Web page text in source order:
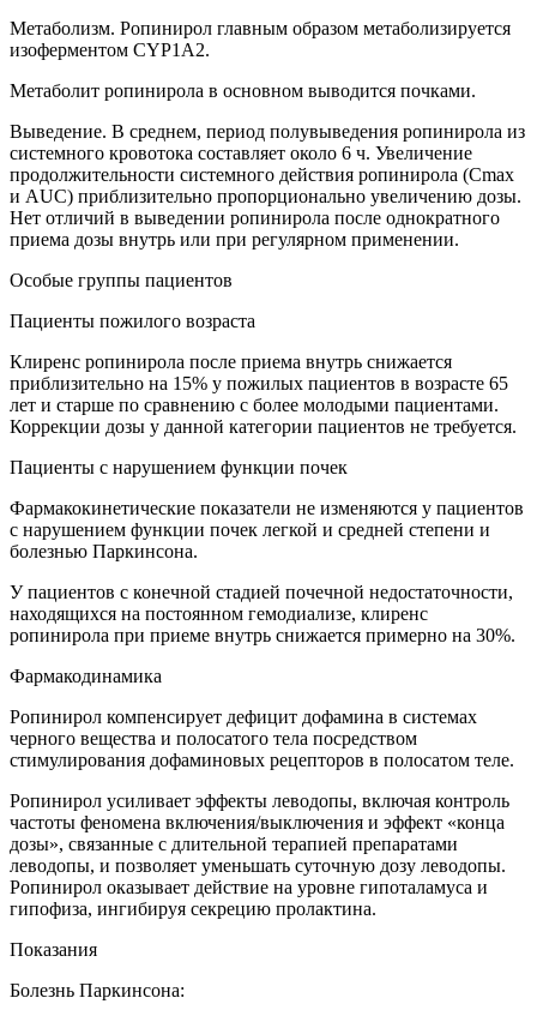
Метаболизм. Ропинирол главным образом метаболизируется
изоферментом CYP1A2.
Метаболит ропинирола в основном выводится почками.
Выведение. В среднем, период полувыведения ропинирола из
системного кровотока составляет около 6 ч. Увеличение
продолжительности системного действия ропинирола (Сmax
и AUC) приблизительно пропорционально увеличению дозы.
Нет отличий в выведении ропинирола после однократного
приема дозы внутрь или при регулярном применении.
Особые группы пациентов
Пациенты пожилого возраста
Клиренс ропинирола после приема внутрь снижается
приблизительно на 15% у пожилых пациентов в возрасте 65
лет и старше по сравнению с более молодыми пациентами.
Коррекции дозы у данной категории пациентов не требуется.
Пациенты с нарушением функции почек
Фармакокинетические показатели не изменяются у пациентов
с нарушением функции почек легкой и средней степени и
болезнью Паркинсона.
У пациентов с конечной стадией почечной недостаточности,
находящихся на постоянном гемодиализе, клиренс
ропинирола при приеме внутрь снижается примерно на 30%.
Фармакодинамика
Ропинирол компенсирует дефицит дофамина в системах
черного вещества и полосатого тела посредством
стимулирования дофаминовых рецепторов в полосатом теле.
Ропинирол усиливает эффекты леводопы, включая контроль
частоты феномена включения/выключения и эффект «конца
дозы», связанные с длительной терапией препаратами
леводопы, и позволяет уменьшать суточную дозу леводопы.
Ропинирол оказывает действие на уровне гипоталамуса и
гипофиза, ингибируя секрецию пролактина.
Показания
Болезнь Паркинсона: